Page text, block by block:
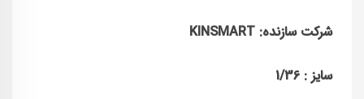
شرکت سازنده: KINSMART
سایز : 1/36